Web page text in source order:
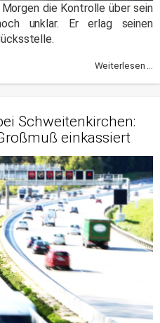
die Kontrolle über sein
unklar. Er erlag seinen
Weiterlesen ...
Schweitenkirchen:
einkassiert